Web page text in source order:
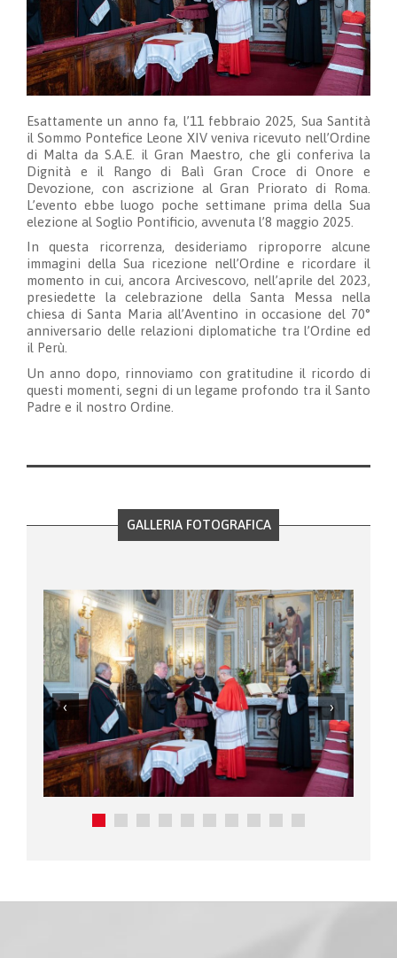
Esattamente un anno fa, l’11 febbraio 2025, Sua Santità
il Sommo Pontefice Leone XIV veniva ricevuto nell’Ordine
di Malta da S.A.E. il Gran Maestro, che gli conferiva la
Dignità e il Rango di Balì Gran Croce di Onore e
Devozione, con ascrizione al Gran Priorato di Roma.
L’evento ebbe luogo poche settimane prima della Sua
elezione al Soglio Pontificio, avvenuta l’8 maggio 2025.
In questa ricorrenza, desideriamo riproporre alcune
immagini della Sua ricezione nell’Ordine e ricordare il
momento in cui, ancora Arcivescovo, nell’aprile del 2023,
presiedette la celebrazione della Santa Messa nella
chiesa di Santa Maria all’Aventino in occasione del 70°
anniversario delle relazioni diplomatiche tra l’Ordine ed
il Perù.
Un anno dopo, rinnoviamo con gratitudine il ricordo di
questi momenti, segni di un legame profondo tra il Santo
Padre e il nostro Ordine.
GALLERIA FOTOGRAFICA